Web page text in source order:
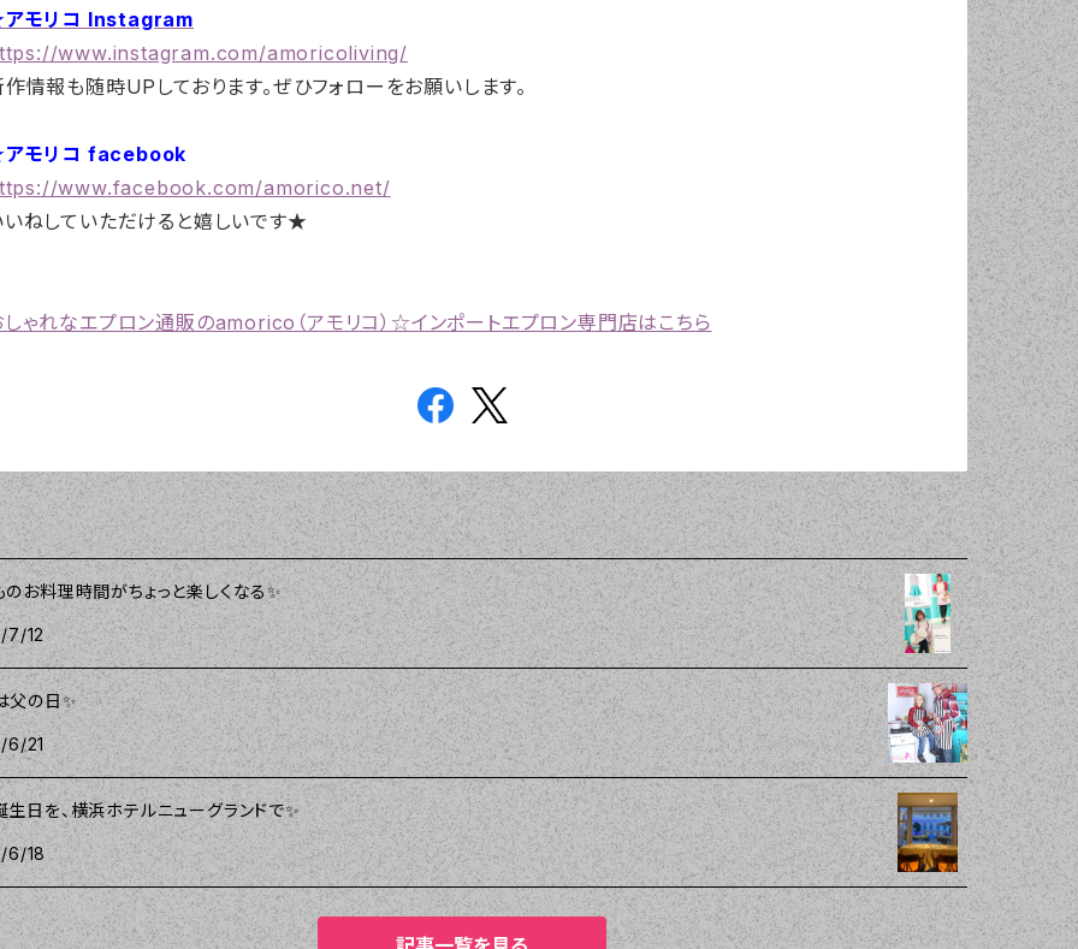
モリコ Instagram
www.instagram.com/amoricoliving/
情報も随時UPしております。ぜひフォローをお願いします。
モリコ facebook
www.facebook.com/amorico.net/
いねしていただけると嬉しいです★
しゃれなエプロン通販のamorico（アモリコ）☆インポートエプロン専門店はこちら
のお料理時間がちょっと楽しくなる✨
7/12
父の日✨
6/21
生日を、横浜ホテルニューグランドで✨
6/18